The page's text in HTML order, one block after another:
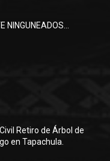
NINGUNEADOS…
Retiro de Árbol de
en Tapachula.